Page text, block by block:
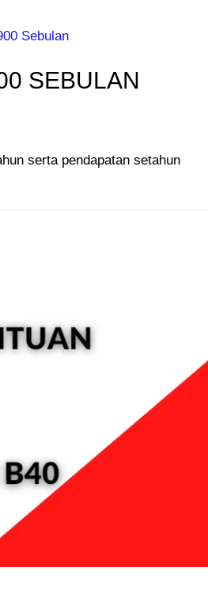
Sebulan
SEBULAN
serta pendapatan setahun